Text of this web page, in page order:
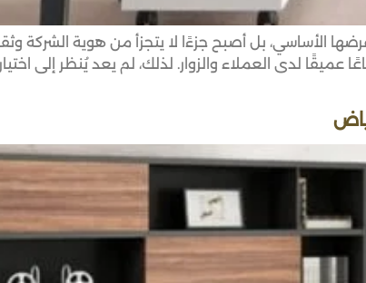
الأساسي، بل أصبح جزءًا لا يتجزأ من هوية الشركة
لدى العملاء والزوار. لذلك، لم يعد يُنظر إلى اختيار